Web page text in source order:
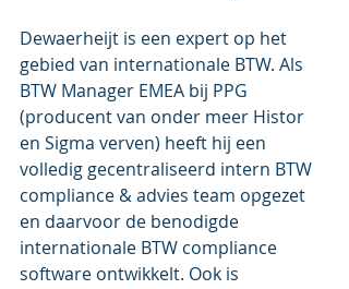
Dewaerheijt is een expert op het
gebied van internationale BTW. Als
BTW Manager EMEA bij PPG
(producent van onder meer Histor
en Sigma verven) heeft hij een
volledig gecentraliseerd intern BTW
compliance & advies team opgezet
en daarvoor de benodigde
internationale BTW compliance
software ontwikkelt. Ook is